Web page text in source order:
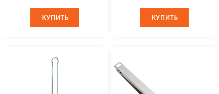
КУПИТЬ
КУПИТЬ КУПИТЬ
КУПИТЬ